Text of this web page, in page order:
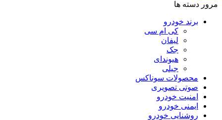
مرور دسته ها
برند خودرو
کی ام سی
لیفان
جک
هیوندای
جیلی
محصولات سوناکس
صوتی تصویری
امنیت خودرو
ایمنی خودرو
روشنایی خودرو